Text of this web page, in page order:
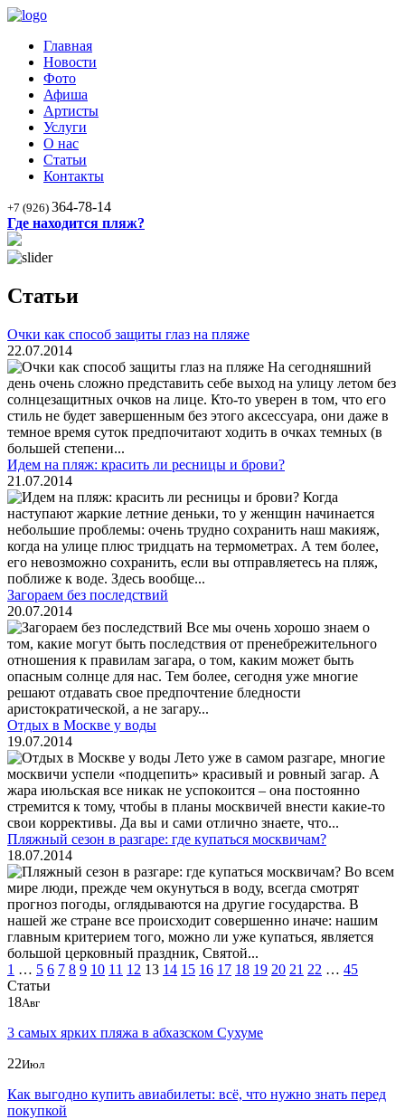
Главная
Новости
Фото
Афиша
Артисты
Услуги
О нас
Статьи
Контакты
+7 (926) 364-78-14
Где находится пляж?
Статьи
Очки как способ защиты глаз на пляже
22.07.2014
На сегодняшний
день очень сложно представить себе выход на улицу летом без
солнцезащитных очков на лице. Кто-то уверен в том, что его
стиль не будет завершенным без этого аксессуара, они даже в
темное время суток предпочитают ходить в очках темных (в
большей степени...
Идем на пляж: красить ли ресницы и брови?
21.07.2014
Когда
наступают жаркие летние деньки, то у женщин начинается
небольшие проблемы: очень трудно сохранить наш макияж,
когда на улице плюс тридцать на термометрах. А тем более,
его невозможно сохранить, если вы отправляетесь на пляж,
поближе к воде. Здесь вообще...
Загораем без последствий
20.07.2014
Все мы очень хорошо знаем о
том, какие могут быть последствия от пренебрежительного
отношения к правилам загара, о том, каким может быть
опасным солнце для нас. Тем более, сегодня уже многие
решают отдавать свое предпочтение бледности
аристократической, а не загару...
Отдых в Москве у воды
19.07.2014
Лето уже в самом разгаре, многие
москвичи успели «подцепить» красивый и ровный загар. А
жара июльская все никак не успокоится – она постоянно
стремится к тому, чтобы в планы москвичей внести какие-то
свои коррективы. Да вы и сами отлично знаете, что...
Пляжный сезон в разгаре: где купаться москвичам?
18.07.2014
Во всем
мире люди, прежде чем окунуться в воду, всегда смотрят
прогноз погоды, оглядываются на другие государства. В
нашей же стране все происходит совершенно иначе: нашим
главным критерием того, можно ли уже купаться, является
большой церковный праздник, Святой...
1 … 5 6 7 8 9 10 11 12 13 14 15 16 17 18 19 20 21 22 … 45
Статьи
18Авг
3 самых ярких пляжа в абхазском Сухуме
22Июл
Как выгодно купить авиабилеты: всё, что нужно знать перед
покупкой